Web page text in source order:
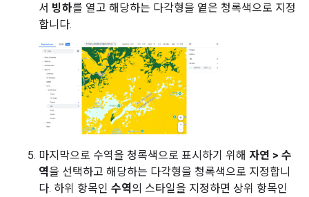
서 빙하를 열고 해당하는 다각형을 옅은 청록색으로 지정
합니다.
마지막으로 수역을 청록색으로 표시하기 위해 자연 > 수
역을 선택하고 해당하는 다각형을 청록색으로 지정합니
다. 하위 항목인 수역의 스타일을 지정하면 상위 항목인